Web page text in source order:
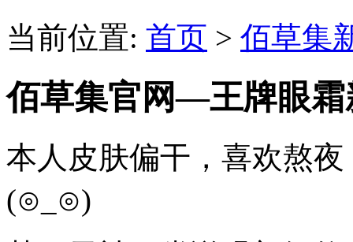
当前位置: 首页 > 佰草集
佰草集官网—王牌眼霜
本人皮肤偏干，喜欢熬
(⊙_⊙)